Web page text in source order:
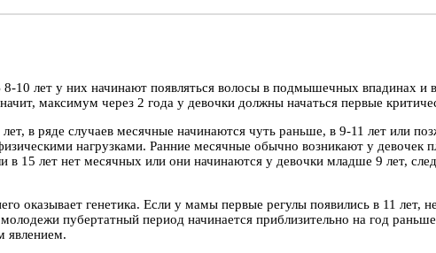
лет у них начинают появляться волосы в подмышечных впадинах и в
максимум через 2 года у девочки должны начаться первые
в ряде случаев месячные начинаются чуть раньше, в 9-11 лет или
нагрузками. Ранние месячные обычно возникают у девочек
15 лет нет месячных или они начинаются у девочки младше 9 лет,
оказывает генетика. Если у мамы первые регулы появились в 11 лет,
пубертатный период начинается приблизительно на год
явлением.